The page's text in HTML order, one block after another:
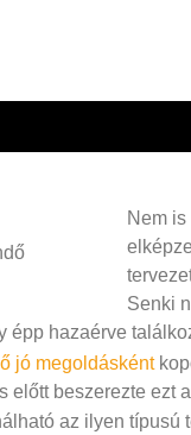
Nem
Senki
épp hazaérve
jó megoldásként
előtt beszerezte ezt
az ilyen típusú